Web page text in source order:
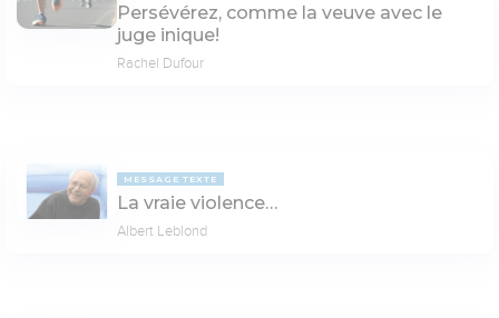
Persévérez, comme la veuve avec le
juge inique!
Rachel Dufour
MESSAGE TEXTE
La vraie violence…
Albert Leblond